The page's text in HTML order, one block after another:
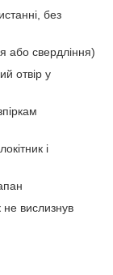
без
або свердління)
отвір у
і
не вислизнув